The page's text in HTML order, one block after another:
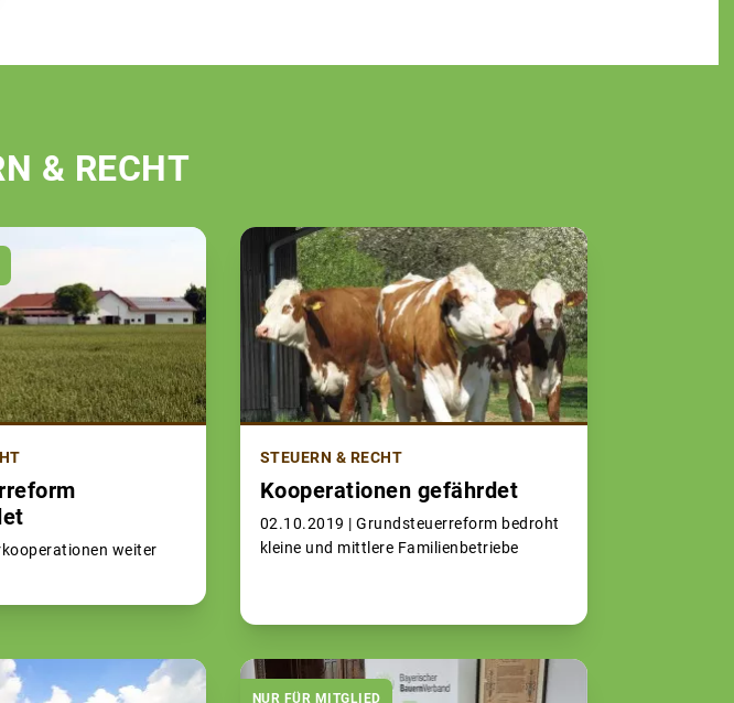
& RECHT
weiter
STEUERN & RECHT
Kooperationen gefährdet
02.10.2019 | Grundsteuerreform bedroht
kleine und mittlere Familienbetriebe
NUR FÜR MITGLIED